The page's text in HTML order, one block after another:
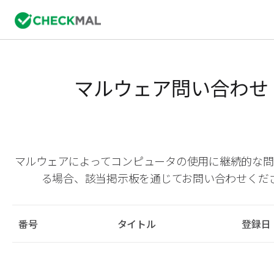
マルウェア問い合わせ
マルウェアによってコンピュータの使用に継続的な
る場合、該当掲示板を通じてお問い合わせくだ
番号 タイトル 登録日